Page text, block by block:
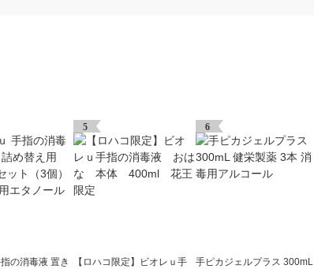
の消毒液 置き
5
【ロハコ限定】ビオレｕ手
6
手ピカジェルプラス 300mL